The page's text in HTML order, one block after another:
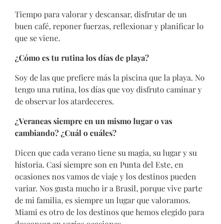
Tiempo para valorar y descansar, disfrutar de un
buen café, reponer fuerzas, reflexionar y planificar lo
que se viene.
¿Cómo es tu rutina los días de playa?
Soy de las que prefiere más la piscina que la playa. No
tengo una rutina, los días que voy disfruto caminar y
de observar los atardeceres.
¿Veraneas siempre en un mismo lugar o vas
cambiando? ¿Cuál o cuáles?
Dicen que cada verano tiene su magia, su lugar y su
historia. Casi siempre son en Punta del Este, en
ocasiones nos vamos de viaje y los destinos pueden
variar. Nos gusta mucho ir a Brasil, porque vive parte
de mi familia, es siempre un lugar que valoramos.
Miami es otro de los destinos que hemos elegido para